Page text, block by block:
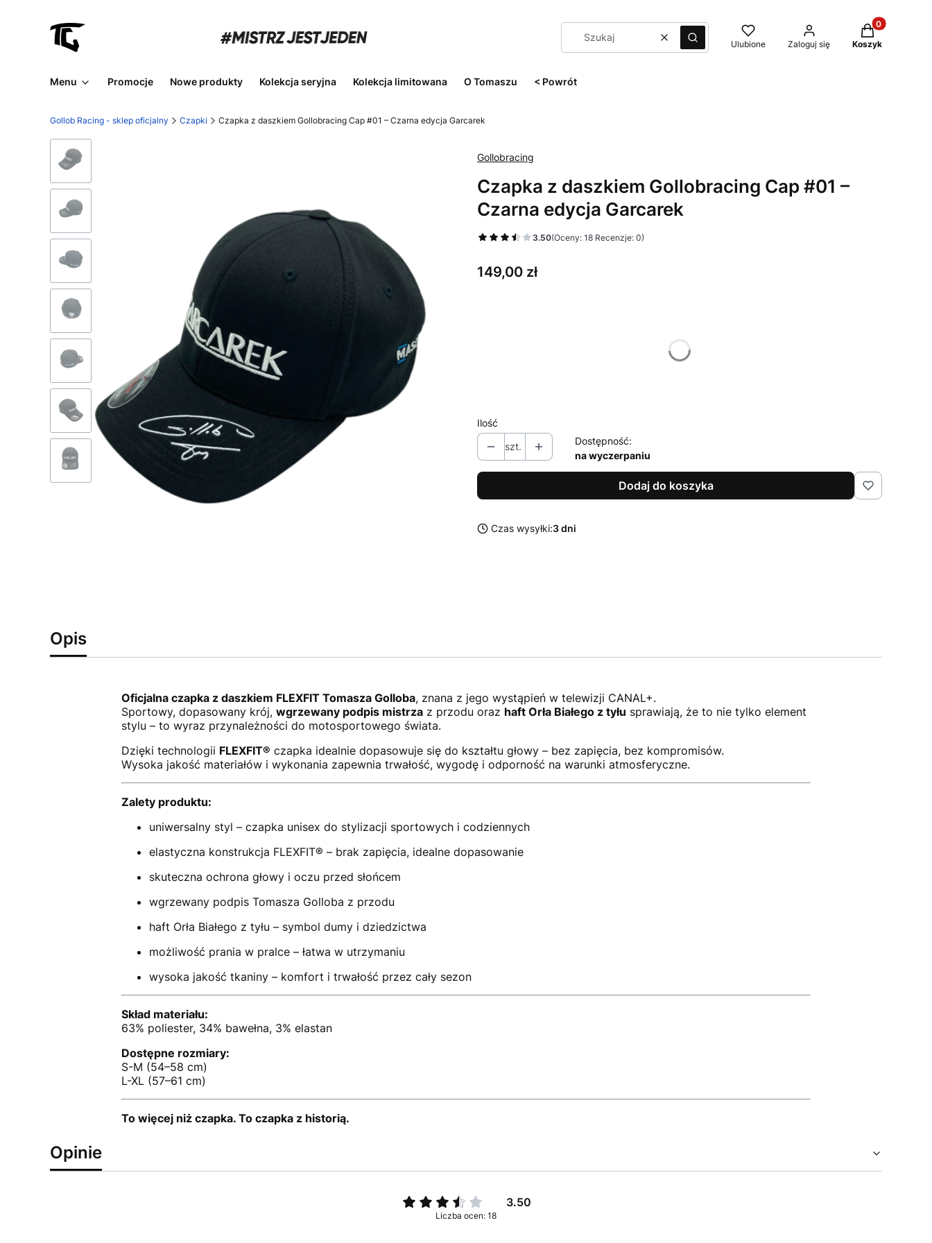
WyczyśćSzukaj Ulubione Zaloguj się
Produkty w
Koszyk
Menu Promocje Nowe produkty Kolekcja seryjna Kolekcja limitowana O Tomaszu < Powrót
Gollob Racing - sklep oficjalny Czapki Czapka z daszkiem Gollobracing Cap #01 – Czarna edycja Garcarek
Gollobracing
Czapka z daszkiem Gollobracing Cap #01 –
Czarna edycja Garcarek
3.50(Oceny: 18 Recenzje: 0)
Cena
149,00 zł
Ilość
szt.
Dostępność:
na wyczerpaniu
Dodaj do koszyka
Czas wysyłki:3 dni
Opis
Oficjalna czapka z daszkiem FLEXFIT Tomasza Golloba, znana z jego wystąpień w telewizji CANAL+.
Sportowy, dopasowany krój, wgrzewany podpis mistrzaz przodu oraz haft Orła Białego z tyłu sprawiają, że to nie tylko element
stylu – to wyraz przynależności do motosportowego świata.
Dzięki technologii FLEXFIT® czapka idealnie dopasowuje się do kształtu głowy – bez zapięcia, bez kompromisów.
Wysoka jakość materiałów i wykonania zapewnia trwałość, wygodę i odporność na warunki atmosferyczne.
Zalety produktu:
uniwersalny styl – czapka unisex do stylizacji sportowych i codziennych
elastyczna konstrukcja FLEXFIT® – brak zapięcia, idealne dopasowanie
skuteczna ochrona głowy i oczu przed słońcem
wgrzewany podpis Tomasza Golloba z przodu
haft Orła Białego z tyłu – symbol dumy i dziedzictwa
możliwość prania w pralce – łatwa w utrzymaniu
wysoka jakość tkaniny – komfort i trwałość przez cały sezon
Skład materiału:
63% poliester, 34% bawełna, 3% elastan
Dostępne rozmiary:
S-M (54–58 cm)
L-XL (57–61 cm)
To więcej niż czapka. To czapka z historią.
Opinie
3.50
Liczba ocen: 18